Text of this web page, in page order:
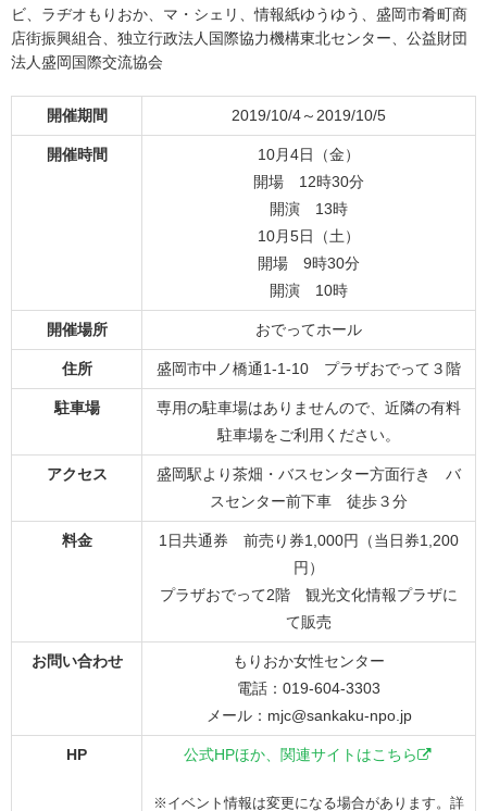
ビ、ラヂオもりおか、マ・シェリ、情報紙ゆうゆう、盛岡市肴町商
店街振興組合、独立行政法人国際協力機構東北センター、公益財団
法人盛岡国際交流協会
開催期間 2019/10/4～2019/10/5
開催時間
10月4日（金）
開場 12時30分
開演 13時
10月5日（土）
開場 9時30分
開演 10時
開催場所 おでってホール
住所 盛岡市中ノ橋通1-1-10 プラザおでって３階
駐車場
専用の駐車場はありませんので、近隣の有料
駐車場をご利用ください。
アクセス
盛岡駅より茶畑・バスセンター方面行き バ
スセンター前下車 徒歩３分
料金
1日共通券 前売り券1,000円（当日券1,200
円）
プラザおでって2階 観光文化情報プラザに
て販売
お問い合わせ
もりおか女性センター
電話：019-604-3303
メール：mjc@sankaku-npo.jp
HP 公式HPほか、関連サイトはこちら
※イベント情報は変更になる場合があります。詳